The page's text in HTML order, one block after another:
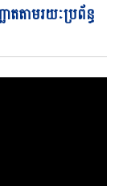
តាមរយៈប្រព័ន្ធ